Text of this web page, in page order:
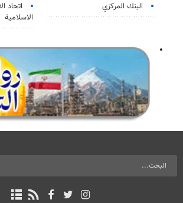
البنك المركزي
اتحاد
الاسلامية